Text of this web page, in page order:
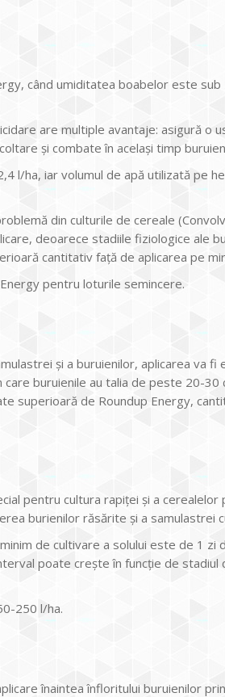
când umiditatea boabelor este
are multiple avantaje: asigură o
şi combate în acelaşi timp
l/ha, iar volumul de apă utilizată pe
din culturile de cereale
deoarece stadiile fiziologice ale
cantitativ faţă de aplicarea pe
pentru loturile semincere.
şi a buruienilor, aplicarea va
care buruienile au talia de peste 20-
superioară de Roundup Energy,
pentru cultura rapiţei şi a
burienilor răsărite şi a samulastrei
de cultivare a solului este de 1 zi
poate creşte în funcţie de stadiul
250 l/ha.
înaintea înfloritului buruienilor